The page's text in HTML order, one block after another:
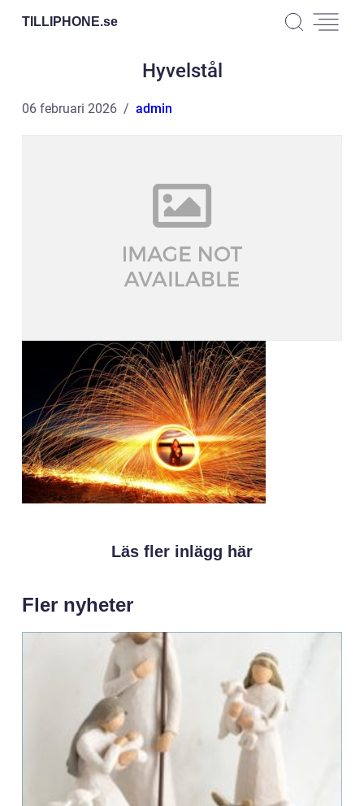
TILLIPHONE.se
Hyvelstål
06 februari 2026 admin
Läs fler inlägg här
Fler nyheter